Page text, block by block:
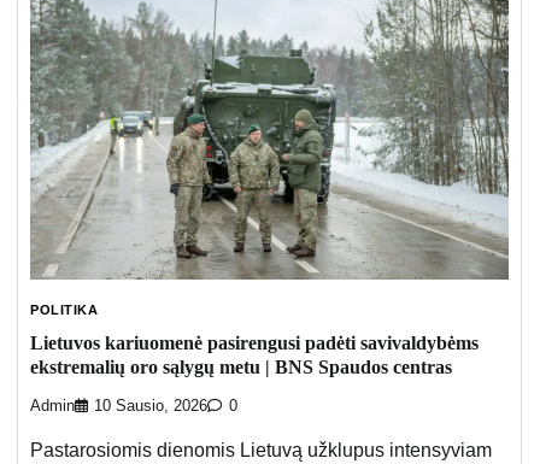
POLITIKA
Lietuvos kariuomenė pasirengusi padėti savivaldybėms
ekstremalių oro sąlygų metu | BNS Spaudos centras
Admin 10 Sausio, 2026 0
Pastarosiomis dienomis Lietuvą užklupus intensyviam